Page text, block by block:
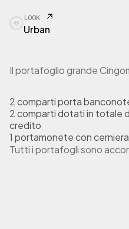
LOOK
Urban
Il portafoglio grande
2 comparti porta
2 comparti dotati in totale
credito
1 portamonete con cerniera
Tutti i portafogli sono